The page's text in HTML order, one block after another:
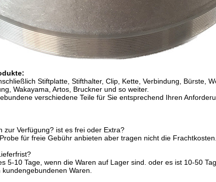
Stiftplatte, Stifthalter, Clip, Kette, Verbindung, Bürste,
Wakayama, Artos, Bruckner und so weiter.
verschiedene Teile für Sie entsprechend Ihren
zur Verfügung? ist es frei oder Extra?
für freie Gebühr anbieten aber tragen nicht die Frachtkosten.
5-10 Tage, wenn die Waren auf Lager sind. oder es ist 10-50
Waren.